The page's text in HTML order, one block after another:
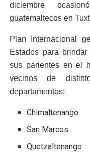
diciembre
guatemaltecos en
Plan Internacional
Estados para
sus parientes en el
vecinos de
departamentos:
Chimaltenango
San Marcos
Quetzaltenango